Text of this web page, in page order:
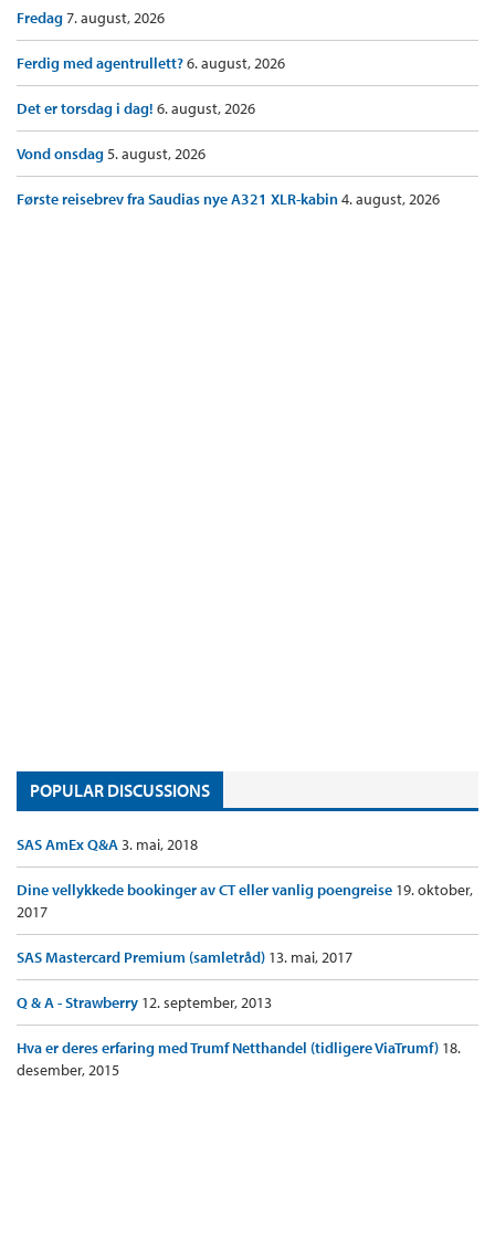
Fredag7. august, 2026
Ferdig med agentrullett?6. august, 2026
Det er torsdag i dag! 6. august, 2026
Vond onsdag5. august, 2026
Første reisebrev fra Saudias nye A321 XLR-kabin4. august, 2026
POPULAR DISCUSSIONS
SAS AmEx Q&A3. mai, 2018
Dine vellykkede bookinger av CT eller vanlig poengreise 19. oktober,
2017
SAS Mastercard Premium (samletråd) 13. mai, 2017
Q & A - Strawberry 12. september, 2013
Hva er deres erfaring med Trumf Netthandel (tidligere ViaTrumf) 18.
desember, 2015